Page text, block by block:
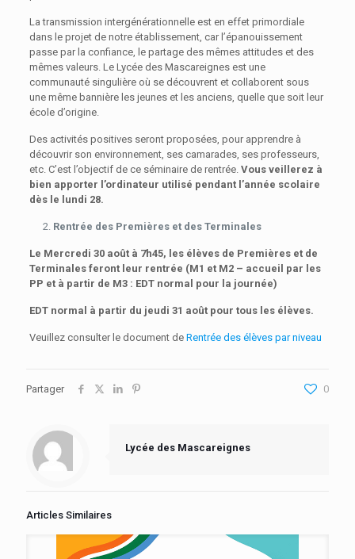
La transmission intergénérationnelle est en effet primordiale
dans le projet de notre établissement, car l’épanouissement
passe par la confiance, le partage des mêmes attitudes et des
mêmes valeurs. Le Lycée des Mascareignes est une
communauté singulière où se découvrent et collaborent sous
une même bannière les jeunes et les anciens, quelle que soit leur
école d’origine.
Des activités positives seront proposées, pour apprendre à
découvrir son environnement, ses camarades, ses professeurs,
etc. C’est l’objectif de ce séminaire de rentrée. Vous veillerez à
bien apporter l’ordinateur utilisé pendant l’année scolaire
dès le lundi 28.
Rentrée des Premières et des Terminales
Le Mercredi 30 août à 7h45, les élèves de Premières et de
Terminales feront leur rentrée (M1 et M2 – accueil par les
PP et à partir de M3 : EDT normal pour la journée)
EDT normal à partir du jeudi 31 août pour tous les élèves.
Veuillez consulter le document de Rentrée des élèves par niveau
Partager 0
Lycée des Mascareignes
Articles Similaires